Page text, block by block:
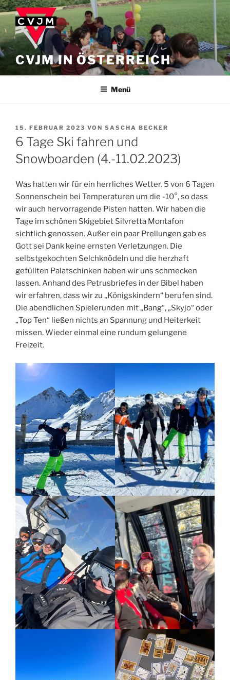
Zum
Inhalt
springen
CVJM IN ÖSTERREICH
Menü
VERÖFFENTLICHT
AM
15. FEBRUAR 2023 VON SASCHA BECKER
6 Tage Ski fahren und
Snowboarden (4.-11.02.2023)
Was hatten wir für ein herrliches Wetter. 5 von 6 Tagen
Sonnenschein bei Temperaturen um die -10°, so dass
wir auch hervorragende Pisten hatten. Wir haben die
Tage im schönen Skigebiet Silvretta Montafon
sichtlich genossen. Außer ein paar Prellungen gab es
Gott sei Dank keine ernsten Verletzungen. Die
selbstgekochten Selchknödeln und die herzhaft
gefüllten Palatschinken haben wir uns schmecken
lassen. Anhand des Petrusbriefes in der Bibel haben
wir erfahren, dass wir zu „Königskindern“ berufen sind.
Die abendlichen Spielerunden mit „Bang“, „Skyjo“ oder
„Top Ten“ ließen nichts an Spannung und Heiterkeit
missen. Wieder einmal eine rundum gelungene
Freizeit.